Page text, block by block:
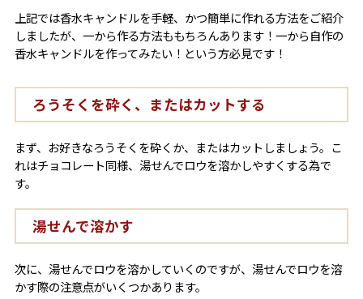
上記では香水キャンドルを手軽、かつ簡単に作れる方法をご紹介
しましたが、一から作る方法ももちろんあります！一から自作の
香水キャンドルを作ってみたい！という方必見です！
ろうそくを砕く、またはカットする
まず、お好きなろうそくを砕くか、またはカットしましょう。こ
れはチョコレート同様、湯せんでロウを溶かしやすくする為で
す。
湯せんで溶かす
次に、湯せんでロウを溶かしていくのですが、湯せんでロウを溶
かす際の注意点がいくつかあります。